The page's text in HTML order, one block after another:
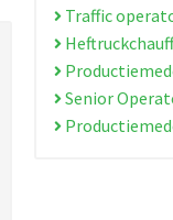
Traffic
Senior